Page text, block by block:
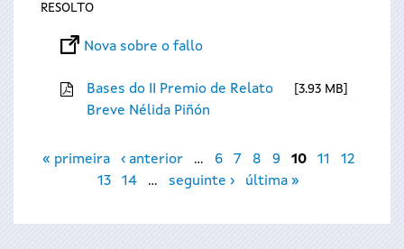
RESOLTO
Nova sobre o fallo
Bases do II Premio de Relato
Breve Nélida Piñón
3.93 MB
Páxinas
« primeira ‹ anterior … 6 7 8 9 10 11
12
13
14 … seguinte › última »